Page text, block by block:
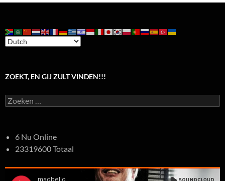
ZOEKT, EN GIJ ZULT VINDEN!!!
Zoeken
naar:
6 Nu Online
23319600 Totaal